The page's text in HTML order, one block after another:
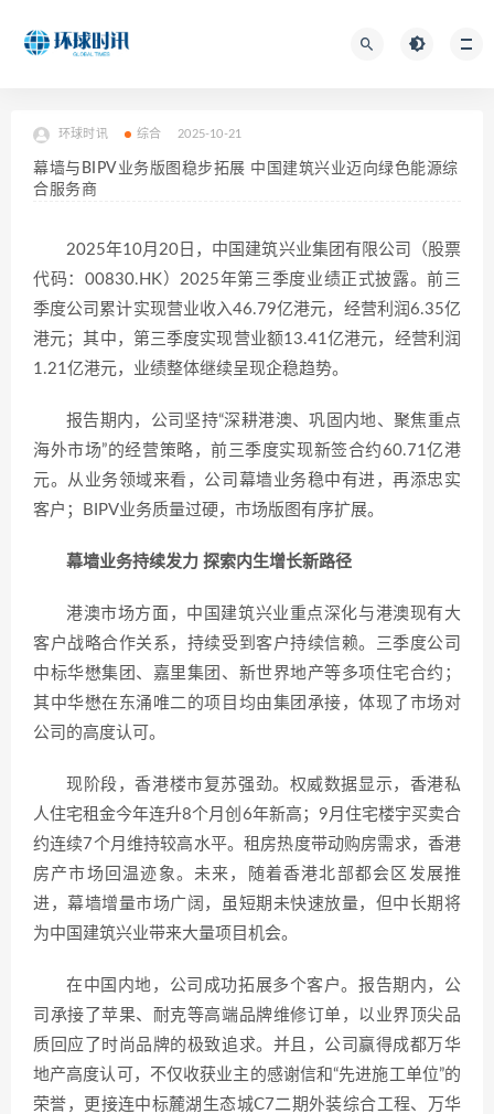
环球时讯 综合 2025-10-21
幕墙与BIPV业务版图稳步拓展 中国建筑兴业迈向绿色能源综
合服务商
2025年10月20日，中国建筑兴业集团有限公司（股票
代码：00830.HK）2025年第三季度业绩正式披露。前三
季度公司累计实现营业收入46.79亿港元，经营利润6.35亿
港元；其中，第三季度实现营业额13.41亿港元，经营利润
1.21亿港元，业绩整体继续呈现企稳趋势。
报告期内，公司坚持“深耕港澳、巩固内地、聚焦重点
海外市场”的经营策略，前三季度实现新签合约60.71亿港
元。从业务领域来看，公司幕墙业务稳中有进，再添忠实
客户；BIPV业务质量过硬，市场版图有序扩展。
幕墙业务持续发力 探索内生增长新路径
港澳市场方面，中国建筑兴业重点深化与港澳现有大
客户战略合作关系，持续受到客户持续信赖。三季度公司
中标华懋集团、嘉里集团、新世界地产等多项住宅合约；
其中华懋在东涌唯二的项目均由集团承接，体现了市场对
公司的高度认可。
现阶段，香港楼市复苏强劲。权威数据显示，香港私
人住宅租金今年连升8个月创6年新高；9月住宅楼宇买卖合
约连续7个月维持较高水平。租房热度带动购房需求，香港
房产市场回温迹象。未来，随着香港北部都会区发展推
进，幕墙增量市场广阔，虽短期未快速放量，但中长期将
为中国建筑兴业带来大量项目机会。
在中国内地，公司成功拓展多个客户。报告期内，公
司承接了苹果、耐克等高端品牌维修订单，以业界顶尖品
质回应了时尚品牌的极致追求。并且，公司赢得成都万华
地产高度认可，不仅收获业主的感谢信和“先进施工单位”的
荣誉，更接连中标麓湖生态城C7二期外装综合工程、万华